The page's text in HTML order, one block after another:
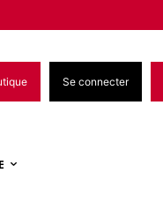
Se connecter